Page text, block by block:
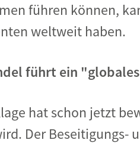
führen können,
weltweit haben.
führt ein
hat schon jetzt
Der Beseitigungs-